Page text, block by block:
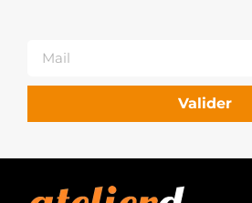
Valider